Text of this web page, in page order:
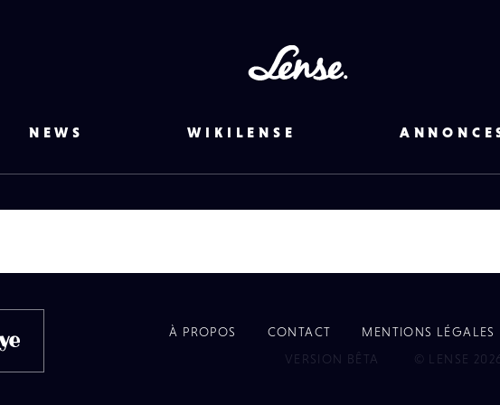
NEWS WIKILENSE
À PROPOS CONTACT
MENTIONS LÉGALES
VERSION BÊTA
© LENSE